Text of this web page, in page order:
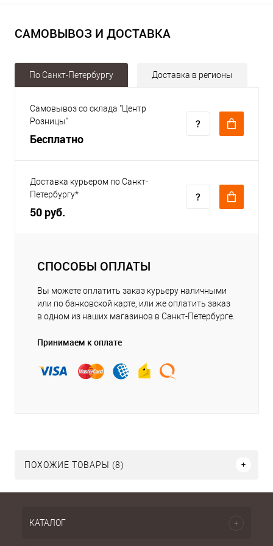
САМОВЫВОЗ И ДОСТАВКА
По Санкт-Петербургу Доставка в регионы
Самовывоз со склада "Центр
Розницы"
Бесплатно
Доставка курьером по Санкт-
Петербургу*
50 руб.
СПОСОБЫ ОПЛАТЫ
Вы можете оплатить заказ курьеру наличными
или по банковской карте, или же оплатить заказ
в одном из наших магазинов в Санкт-Петербурге.
Принимаем к оплате
ПОХОЖИЕ ТОВАРЫ (8)
КАТАЛОГ